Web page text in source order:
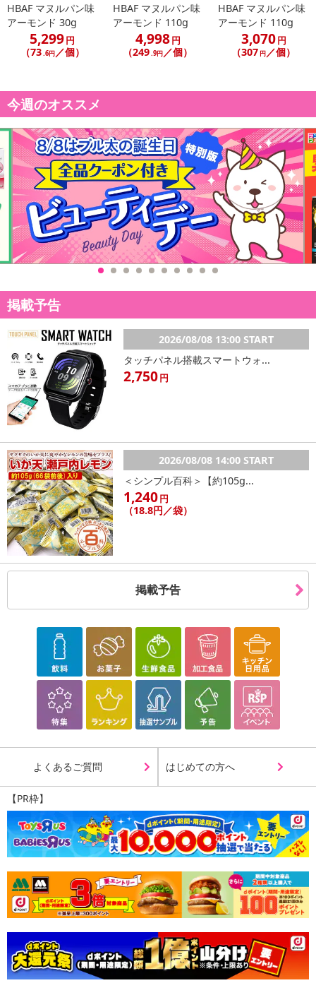
HBAF マヌルパン味
アーモンド 30g
5,299円
（73.6円／個）
HBAF マヌルパン味
アーモンド 110g
4,998円
（249.9円 ／個）
HBAF マヌルパン味
アーモンド 110g
3,070円
（307 円 ／個）
今週のオススメ
掲載予告
2026/08/08 13:00 START
タッチパネル搭載スマートウォ...
2,750円
2026/08/08 14:00 START
＜シンプル百科＞【約105g...
1,240円
（18.8円／袋）
掲載予告
よくあるご質問 はじめての方へ
【PR枠】